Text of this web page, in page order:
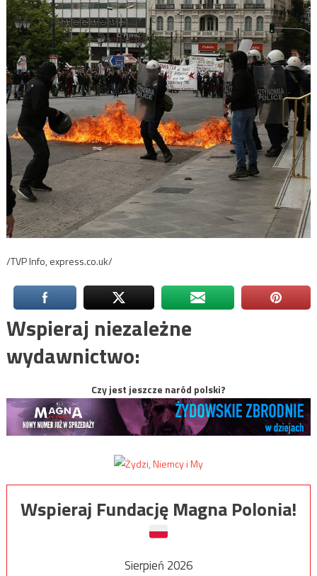
/TVP Info, express.co.uk/
Wspieraj niezależne
wydawnictwo:
Czy jest jeszcze naród polski?
Wspieraj Fundację Magna Polonia!
Sierpień 2026